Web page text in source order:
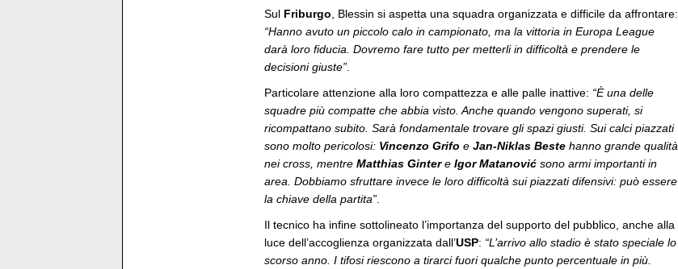
Sul Friburgo , Blessin si aspetta una squadra organizzata e difficile da affrontare:
“Hanno avuto un piccolo calo in campionato, ma la vittoria in Europa League
darà loro fiducia. Dovremo fare tutto per metterli in difficoltà e prendere le
decisioni giuste”
Particolare attenzione alla loro compattezza e alle palle inattive: “È una delle
squadre più compatte che abbia visto. Anche quando vengono superati, si
ricompattano subito. Sarà fondamentale trovare gli spazi giusti. Sui calci piazzati
sono molto pericolosi: Vincenzo Grifo e Jan-Niklas Beste hanno grande qualità
nei cross, mentre Matthias Gintere Igor Matanović sono armi importanti in
area. Dobbiamo sfruttare invece le loro difficoltà sui piazzati difensivi: può essere
la chiave della partita”
Il tecnico ha infine sottolineato l’importanza del supporto del pubblico, anche alla
luce dell’accoglienza organizzata dall’USP: “L’arrivo allo stadio è stato speciale lo
scorso anno. I tifosi riescono a tirarci fuori qualche punto percentuale in più.